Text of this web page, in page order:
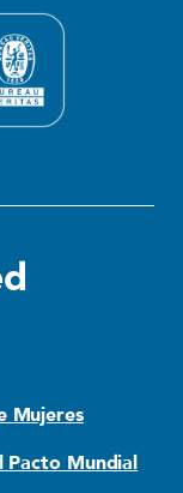
Mujeres
Pacto Mundial